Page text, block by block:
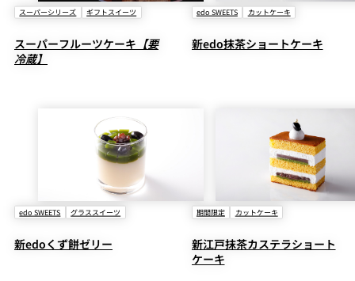
スーパーシリーズ ギフトスイーツ
スーパーフルーツケーキ 【要
冷蔵】
edo SWEETS カットケーキ
新edo抹茶ショートケーキ
edo SWEETS グラススイーツ
新edoくず餅ゼリー
期間限定 カットケーキ
新江戸抹茶カステラショート
ケーキ